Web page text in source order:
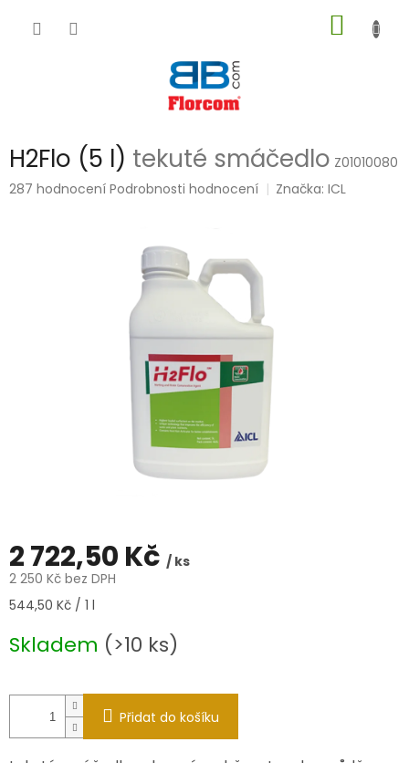
KOŠÍK
H2Flo (5 l) tekuté smáčedlo Z01010080
Průměrné
287 hodnocení Podrobnosti hodnocení Značka:ICL
2 722,50 Kč / ks
2 250 Kč bez DPH
Měrná
544,50 Kč / 1 l
Skladem (>10 ks)
Přidat do košíku